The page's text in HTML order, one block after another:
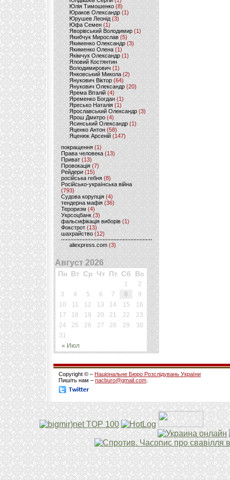
Юлія Тимошенко (8)
Юраков Олександр (1)
Юрушев Леонід (3)
Юфа Семен (1)
Яворівський Володимир (1)
Якибчук Мирослав (5)
Якименко Олександр (3)
Якименко Олена(1)
Якімчук Олександр (1)
Яловий Костянтин
Володимирович (1)
Янковський Микола(2)
Янукович Віктор (64)
Янукович Олександр(20)
Ярема Віталій(4)
Яременко Богдан(1)
Яресько Наталія(1)
Ярославський Олександр (3)
Ярош Дмитро (4)
Ясинський Олександр (1)
Яценко Антон(58)
Яценюк Арсеній (147)
покращення (1)
Права человека(13)
Приват (13)
Провокація (7)
Рейдери (15)
російська гебня (8)
Російсько-українська війна
(793)
Судова корупція (4)
тендерна мафія (36)
Тероризм (4)
Укрсоцбанк (3)
фальсифікація виборів (1)
Фокстрот(13)
шахрайство (12)
aliexpress.com (3)
Август 2026
Пн Вт Ср Чт Пт Сб Вс
« Июл
1
2
3
4 5 6 7 8
9
10
11 12 13 14 15
16
17
18 19 20 21 22
23
24
25 26 27 28 29
30
31
Copyright © – Національне Бюро Розслідувань України
Пишіть нам – nacburo@gmail.com